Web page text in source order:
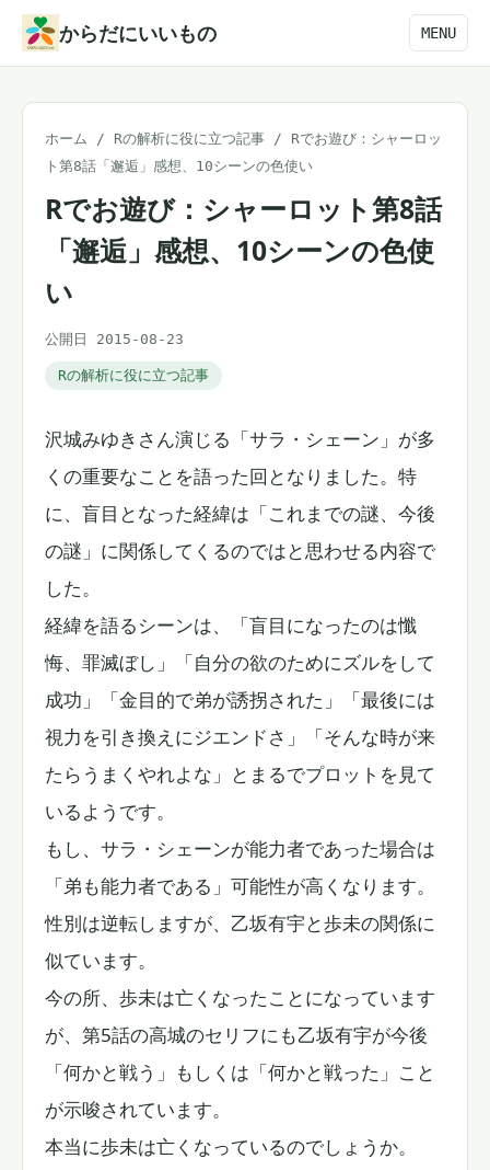
からだにいいもの MENU
ホーム / Rの解析に役に立つ記事 /
Rでお遊び：シャーロッ
ト第8話「邂逅」感想、10シーンの色使い
Rでお遊び：シャーロット第8話
「邂逅」感想、10シーンの色使
い
公開日 2015-08-23
Rの解析に役に立つ記事
沢城みゆきさん演じる「サラ・シェーン」が多
くの重要なことを語った回となりました。特
に、盲目となった経緯は「これまでの謎、今後
の謎」に関係してくるのではと思わせる内容で
した。
経緯を語るシーンは、「盲目になったのは懺
悔、罪滅ぼし」「自分の欲のためにズルをして
成功」「金目的で弟が誘拐された」「最後には
視力を引き換えにジエンドさ」「そんな時が来
たらうまくやれよな」とまるでプロットを見て
いるようです。
もし、サラ・シェーンが能力者であった場合は
「弟も能力者である」可能性が高くなります。
性別は逆転しますが、乙坂有宇と歩未の関係に
似ています。
今の所、歩未は亡くなったことになっています
が、第5話の高城のセリフにも乙坂有宇が今後
「何かと戦う」もしくは「何かと戦った」こと
が示唆されています。
本当に歩未は亡くなっているのでしょうか。